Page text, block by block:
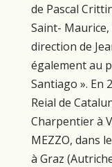
de Pascal
Saint- Maurice,
direction de
également au
Santiago ». En
Reial de
Charpentier à
MEZZO, dans
à Graz